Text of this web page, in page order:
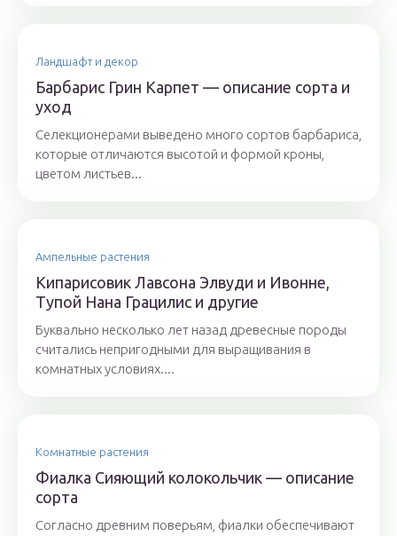
Ландшафт и декор
Барбарис Грин Карпет — описание сорта и
уход
Селекционерами выведено много сортов барбариса,
которые отличаются высотой и формой кроны,
цветом листьев...
Ампельные растения
Кипарисовик Лавсона Элвуди и Ивонне,
Тупой Нана Грацилис и другие
Буквально несколько лет назад древесные породы
считались непригодными для выращивания в
комнатных условиях....
Комнатные растения
Фиалка Сияющий колокольчик — описание
сорта
Согласно древним поверьям, фиалки обеспечивают